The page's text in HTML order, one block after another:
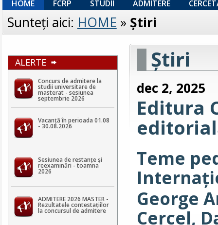
HOME FCRP STUDII ADMITERE
Sunteţi aici: HOME » Ştiri
ALERTE
Concurs de admitere la
studii universitare de
masterat - sesiunea
septembrie 2026
Vacanță în perioada 01.08
- 30.08.2026
Sesiunea de restanțe și
reexaminări - toamna
2026
ADMITERE 2026 MASTER -
Rezultatele contestaţiilor
la concursul de admitere
Ştiri
dec 2, 2025
Editura
Teme
George
Cercel,